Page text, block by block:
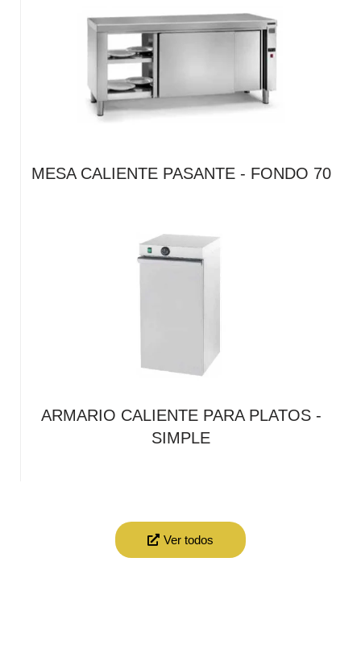
MESA CALIENTE PASANTE - FONDO 70
ARMARIO CALIENTE PARA PLATOS -
SIMPLE
Ver todos